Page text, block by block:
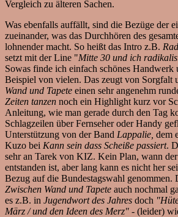
Vergleich zu älteren Sachen.
Was ebenfalls auffällt, sind die Bezüge der
zueinander, was das Durchhören des
lohnender macht. So heißt das Intro z.B.
setzt mit der Line "Mitte 30 und ich
Sowas finde ich einfach schönes Handwerk
Beispiel von vielen. Das zeugt von Sorgfalt
Wand und Tapete einen sehr angenehm
Zeiten tanzen noch ein Highlight kurz vor
Anleitung, wie man gerade durch den Tag
Schlagzeilen über Fernseher oder Handy
Unterstützung von der Band Lappalie, dem
Kuzo bei Kann sein dass Scheiße passiert.
sehr an Tarek von KIZ. Kein Plan, wann
entstanden ist, aber lang kann es nicht her
Bezug auf die Bundestagswahl genommen.
Zwischen Wand und Tapete auch nochmal
es z.B. in Jugendwort des Jahres doch
März / und den Ideen des Merz" - (leider)